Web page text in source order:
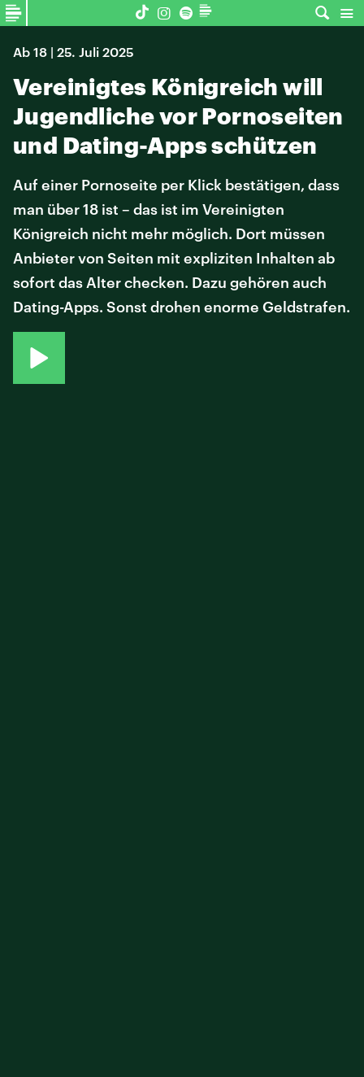
Ab 18 | 25. Juli 2025
Vereinigtes Königreich will
Jugendliche vor Pornoseiten
und Dating-Apps schützen
Auf einer Pornoseite per Klick bestätigen, dass
man über 18 ist – das ist im Vereinigten
Königreich nicht mehr möglich. Dort müssen
Anbieter von Seiten mit expliziten Inhalten ab
sofort das Alter checken. Dazu gehören auch
Dating-Apps. Sonst drohen enorme Geldstrafen.